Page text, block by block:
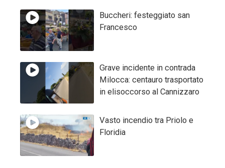
Buccheri: festeggiato san
Francesco
Grave incidente in contrada
Milocca: centauro trasportato
in elisoccorso al Cannizzaro
Vasto incendio tra Priolo e
Floridia